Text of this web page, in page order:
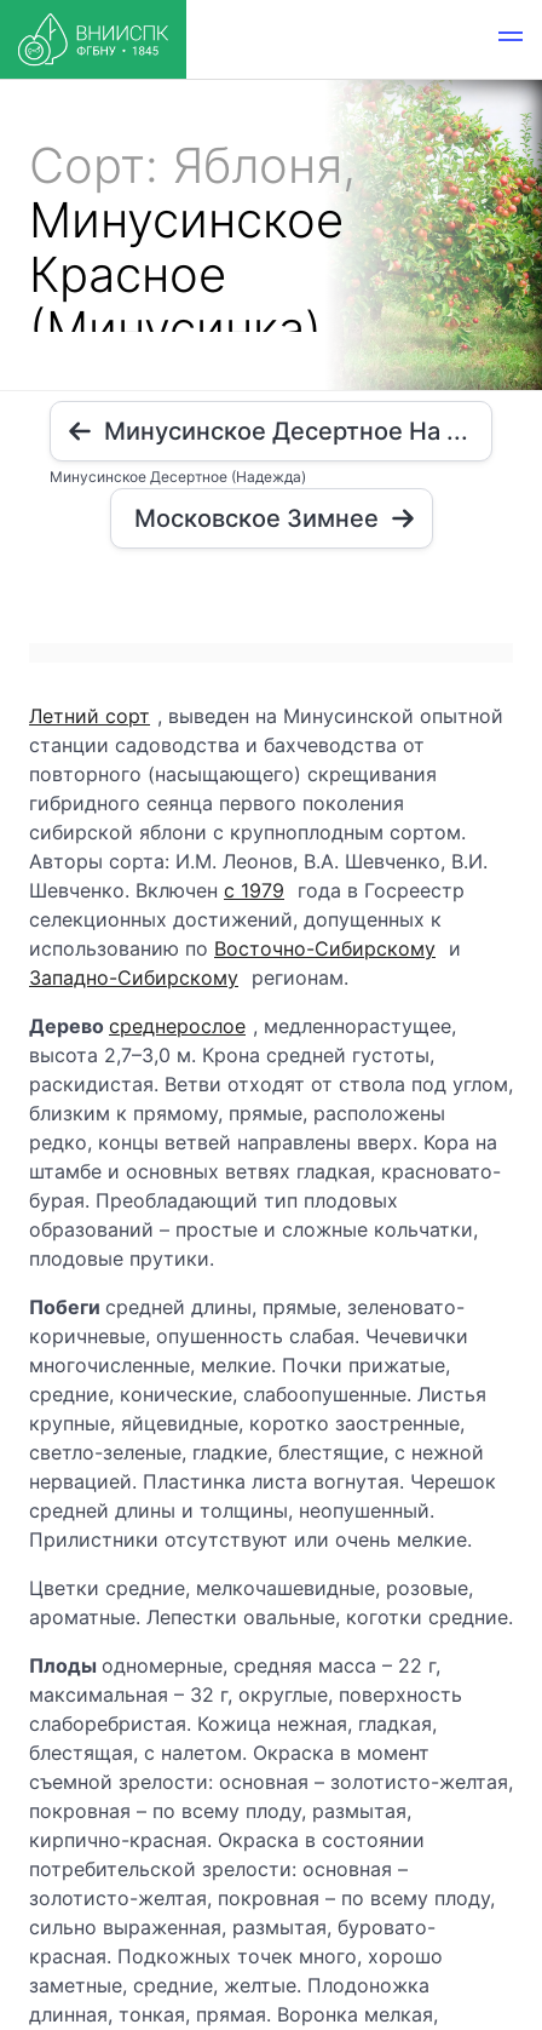
Сорт: Яблоня,
Минусинское
Красное
(Минусинка)
Минусинское Десертное На ...
Минусинское Десертное (Надежда)
Московское Зимнее
Летний сорт , выведен на Минусинской опытной
станции садоводства и бахчеводства от
повторного (насыщающего) скрещивания
гибридного сеянца первого поколения
сибирской яблони с крупноплодным сортом.
Авторы сорта: И.М. Леонов, В.А. Шевченко, В.И.
Шевченко. Включен с 1979
года в Госреестр
селекционных достижений, допущенных к
использованию по Восточно-Сибирскому и
Западно-Сибирскому регионам.
Дерево среднерослое , медленнорастущее,
высота 2,7–3,0 м. Крона средней густоты,
раскидистая. Ветви отходят от ствола под углом,
близким к прямому, прямые, расположены
редко, концы ветвей направлены вверх. Кора на
штамбе и основных ветвях гладкая, красновато-
бурая. Преобладающий тип плодовых
образований – простые и сложные кольчатки,
плодовые прутики.
Побеги средней длины, прямые, зеленовато-
коричневые, опушенность слабая. Чечевички
многочисленные, мелкие. Почки прижатые,
средние, конические, слабоопушенные. Листья
крупные, яйцевидные, коротко заостренные,
светло-зеленые, гладкие, блестящие, с нежной
нервацией. Пластинка листа вогнутая. Черешок
средней длины и толщины, неопушенный.
Прилистники отсутствуют или очень мелкие.
Цветки средние, мелкочашевидные, розовые,
ароматные. Лепестки овальные, коготки средние.
Плоды одномерные, средняя масса – 22 г,
максимальная – 32 г, округлые, поверхность
слаборебристая. Кожица нежная, гладкая,
блестящая, с налетом. Окраска в момент
съемной зрелости: основная – золотисто-желтая,
покровная – по всему плоду, размытая,
кирпично-красная. Окраска в состоянии
потребительской зрелости: основная –
золотисто-желтая, покровная – по всему плоду,
сильно выраженная, размытая, буровато-
красная. Подкожных точек много, хорошо
заметные, средние, желтые. Плодоножка
длинная, тонкая, прямая. Воронка мелкая,